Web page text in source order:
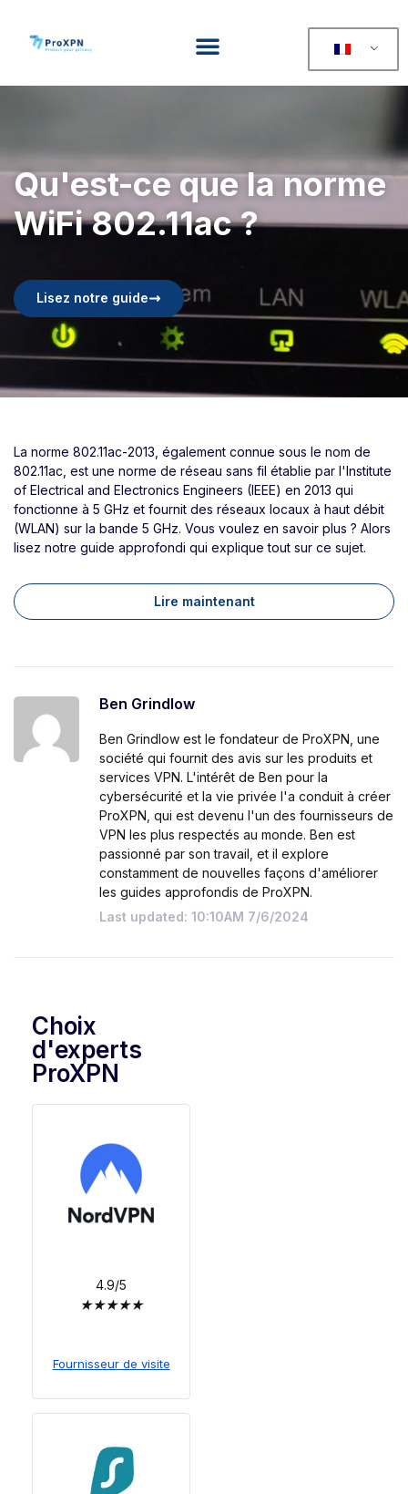
Qu'est-ce que la norme
WiFi 802.11ac ?
Lisez notre guide
La norme 802.11ac-2013, également connue sous le nom de
802.11ac, est une norme de réseau sans fil établie par l'Institute
of Electrical and Electronics Engineers (IEEE) en 2013 qui
fonctionne à 5 GHz et fournit des réseaux locaux à haut débit
(WLAN) sur la bande 5 GHz. Vous voulez en savoir plus ? Alors
lisez notre guide approfondi qui explique tout sur ce sujet.
Lire maintenant
Ben Grindlow
Ben Grindlow est le fondateur de ProXPN, une
société qui fournit des avis sur les produits et
services VPN. L'intérêt de Ben pour la
cybersécurité et la vie privée l'a conduit à créer
ProXPN, qui est devenu l'un des fournisseurs de
VPN les plus respectés au monde. Ben est
passionné par son travail, et il explore
constamment de nouvelles façons d'améliorer
les guides approfondis de ProXPN.
Last updated: 10:10AM 7/6/2024
Choix
d'experts
ProXPN
4.9/5
★★★★★
Fournisseur de visite